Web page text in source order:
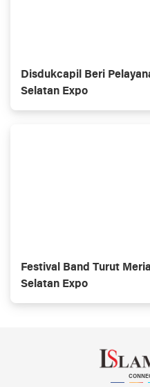
Disdukcapil Beri
Selatan Expo
Festival Band Turut
Selatan Expo